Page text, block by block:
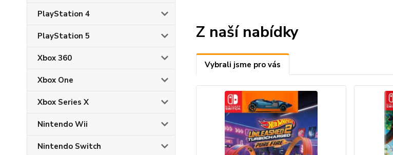
PlayStation 4
PlayStation 5
Xbox 360
Xbox One
Xbox Series X
Nintendo Wii
Nintendo Switch
Z naší nabídky
Vybrali jsme pro vás